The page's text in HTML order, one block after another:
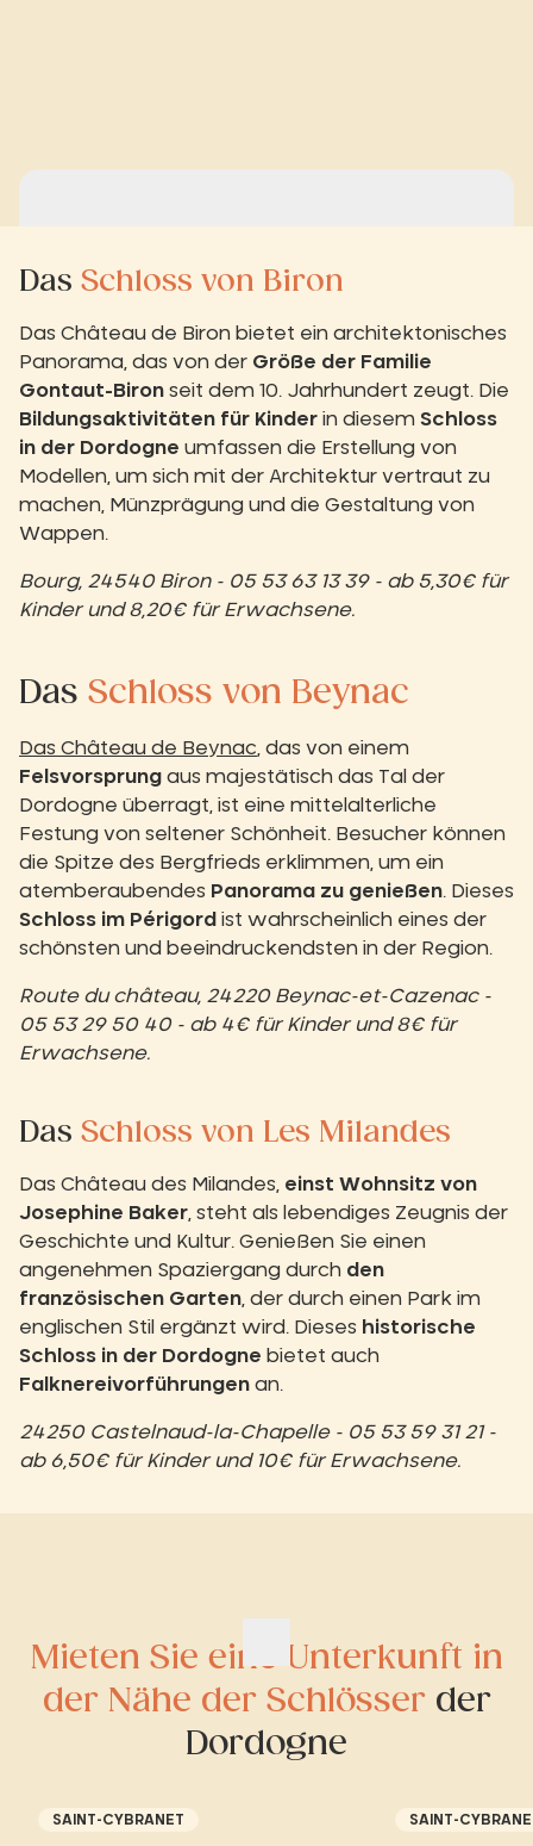
Das Schloss von Biron
Das Château de Biron bietet ein architektonisches
Panorama, das von der Größe der Familie
Gontaut-Biron seit dem 10. Jahrhundert zeugt. Die
Bildungsaktivitäten für Kinder in diesem Schloss
in der Dordogne umfassen die Erstellung von
Modellen, um sich mit der Architektur vertraut zu
machen, Münzprägung und die Gestaltung von
Wappen.
Bourg, 24540 Biron - 05 53 63 13 39 - ab 5,30€ für
Kinder und 8,20€ für Erwachsene.
Das Schloss von Beynac
Das Château de Beynac , das von einem
Felsvorsprung aus majestätisch das Tal der
Dordogne überragt, ist eine mittelalterliche
Festung von seltener Schönheit. Besucher können
die Spitze des Bergfrieds erklimmen, um ein
atemberaubendes Panorama zu genießen. Dieses
Schloss im Périgord ist wahrscheinlich eines der
schönsten und beeindruckendsten in der Region.
Route du château, 24220 Beynac-et-Cazenac -
05 53 29 50 40 - ab 4€ für Kinder und 8€ für
Erwachsene.
Das Schloss von Les Milandes
Das Château des Milandes, einst Wohnsitz von
Josephine Baker , steht als lebendiges Zeugnis der
Geschichte und Kultur. Genießen Sie einen
angenehmen Spaziergang durch den
französischen Garten , der durch einen Park im
englischen Stil ergänzt wird. Dieses historische
Schloss in der Dordogne bietet auch
Falknereivorführungen an.
24250 Castelnaud-la-Chapelle - 05 53 59 31 21 -
ab 6,50€ für Kinder und 10€ für Erwachsene.
Mieten Sie eine Unterkunft in
der Nähe der Schlösserder
Dordogne
SAINT-CYBRANET SAINT-